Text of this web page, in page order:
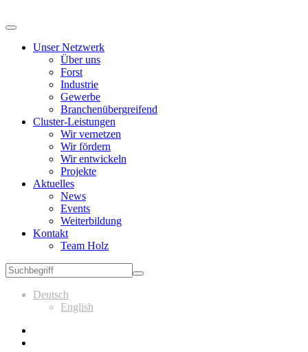
Unser Netzwerk
Über uns
Forst
Industrie
Gewerbe
Branchenübergreifend
Cluster-Leistungen
Wir vernetzen
Wir fördern
Wir entwickeln
Projekte
Aktuelles
News
Events
Weiterbildung
Kontakt
Team Holz
Deutsch
English